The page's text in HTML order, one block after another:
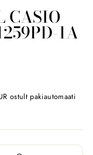
CASIO
1A
ostult pakiautomaati